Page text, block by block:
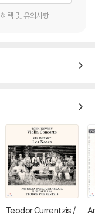
혜택 및 유의사항
Teodor Currentzis /